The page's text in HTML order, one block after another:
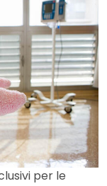
per le